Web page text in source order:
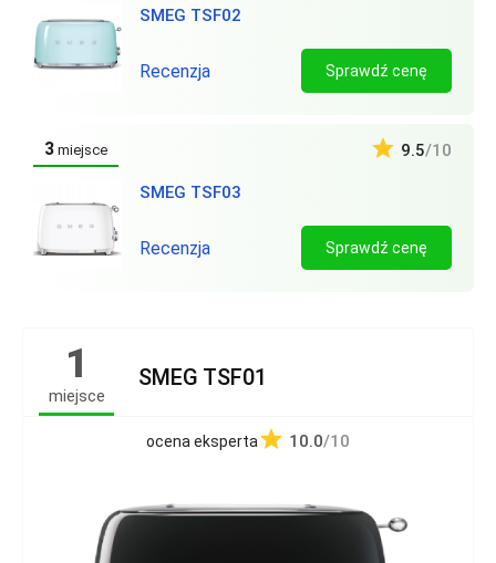
SMEG TSF02
Recenzja Sprawdź cenę
3 miejsce
SMEG TSF03
9.5/10
Recenzja Sprawdź cenę
1
miejsce
SMEG TSF01
ocena eksperta 10.0/10